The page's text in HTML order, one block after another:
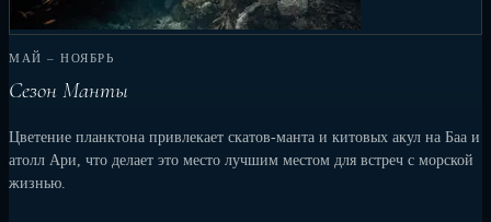
МАЙ – НОЯБРЬ
Сезон Манты
Цветение планктона привлекает скатов-манта и китовых акул на Баа и
атолл Ари, что делает это место лучшим местом для встреч с морской
жизнью.